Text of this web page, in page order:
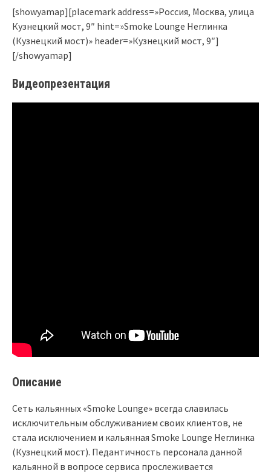
[showyamap][placemark address=»Россия, Москва, улица
Кузнецкий мост, 9″ hint=»Smoke Lounge Неглинка
(Кузнецкий мост)» header=»Кузнецкий мост, 9″]
[/showyamap]
Видеопрезентация
Описание
Сеть кальянных «Smoke Lounge» всегда славилась
исключительным обслуживанием своих клиентов, не
стала исключением и кальянная Smoke Lounge Неглинка
(Кузнецкий мост). Педантичность персонала данной
кальянной в вопросе сервиса прослеживается